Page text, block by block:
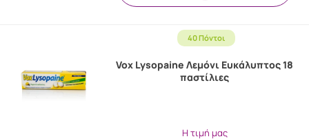
40 Πόντοι
Vox Lysopaine Λεμόνι Ευκάλυπτος 18
παστίλιες
Η τιμή μας